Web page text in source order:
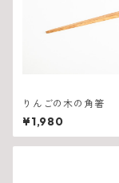
りんごの木の角箸
¥1,980